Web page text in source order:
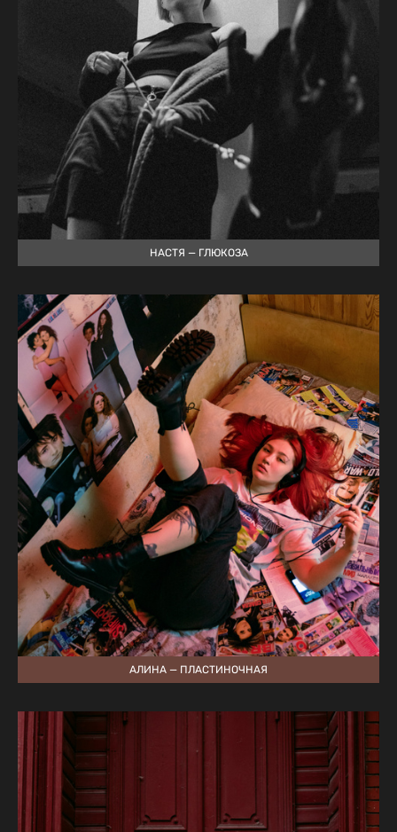
НАСТЯ — ГЛЮКОЗА
АЛИНА — ПЛАСТИНОЧНАЯ